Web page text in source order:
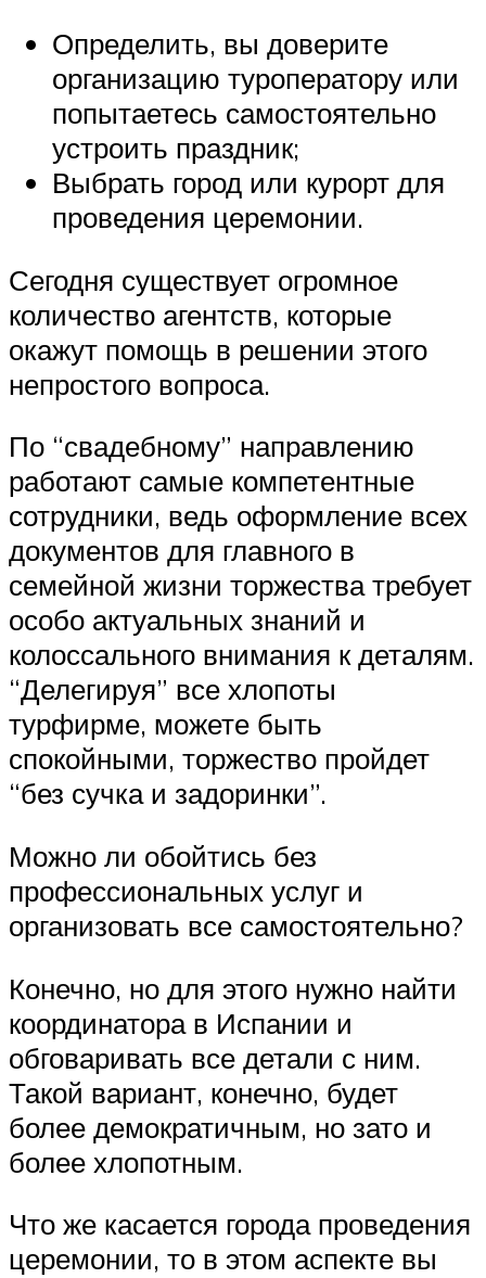
Определить, вы доверите
организацию туроператору или
попытаетесь самостоятельно
устроить праздник;
Выбрать город или курорт для
проведения церемонии.
Сегодня существует огромное
количество агентств, которые
окажут помощь в решении этого
непростого вопроса.
По “свадебному” направлению
работают самые компетентные
сотрудники, ведь оформление всех
документов для главного в
семейной жизни торжества требует
особо актуальных знаний и
колоссального внимания к деталям.
“Делегируя” все хлопоты
турфирме, можете быть
спокойными, торжество пройдет
“без сучка и задоринки”.
Можно ли обойтись без
профессиональных услуг и
организовать все самостоятельно?
Конечно, но для этого нужно найти
координатора в Испании и
обговаривать все детали с ним.
Такой вариант, конечно, будет
более демократичным, но зато и
более хлопотным.
Что же касается города проведения
церемонии, то в этом аспекте вы